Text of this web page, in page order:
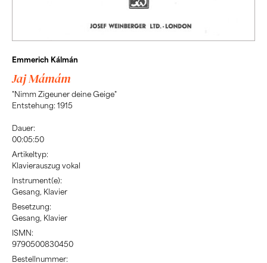
Emmerich Kálmán
Jaj Mámám
"Nimm Zigeuner deine Geige"
Entstehung: 1915
Dauer:
00:05:50
Artikeltyp:
Klavierauszug vokal
Instrument(e):
Gesang, Klavier
Besetzung:
Gesang, Klavier
ISMN:
9790500830450
Bestellnummer: